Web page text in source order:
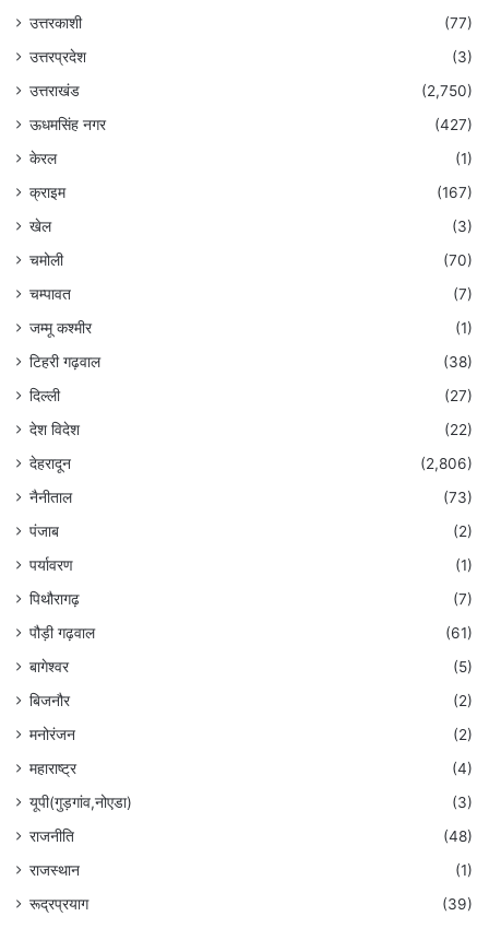
उत्तरकाशी
(77)
उत्तरप्रदेश
(3)
उत्तराखंड
(2,750)
ऊधमसिंह नगर
(427)
केरल
(1)
क्राइम
(167)
खेल
(3)
चमोली
(70)
चम्पावत
(7)
जम्मू कश्मीर
(1)
टिहरी गढ़वाल
(38)
दिल्ली
(27)
देश विदेश
(22)
देहरादून
(2,806)
नैनीताल
(73)
पंजाब
(2)
पर्यावरण
(1)
पिथौरागढ़
(7)
पौड़ी गढ़वाल
(61)
बागेश्वर
(5)
बिजनौर
(2)
मनोरंजन
(2)
महाराष्ट्र
(4)
यूपी(गुड़गांव,नोएडा)
(3)
राजनीति
(48)
राजस्थान
(1)
रूद्रप्रयाग
(39)